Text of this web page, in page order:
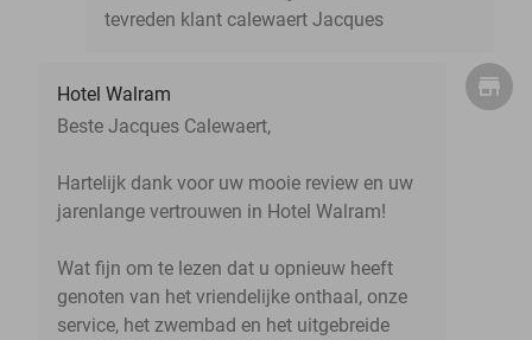
tevreden klant calewaert Jacques
Hotel Walram
Beste Jacques Calewaert,
Hartelijk dank voor uw mooie review en uw
jarenlange vertrouwen in Hotel Walram!
Wat fijn om te lezen dat u opnieuw heeft
genoten van het vriendelijke onthaal, onze
service, het zwembad en het uitgebreide